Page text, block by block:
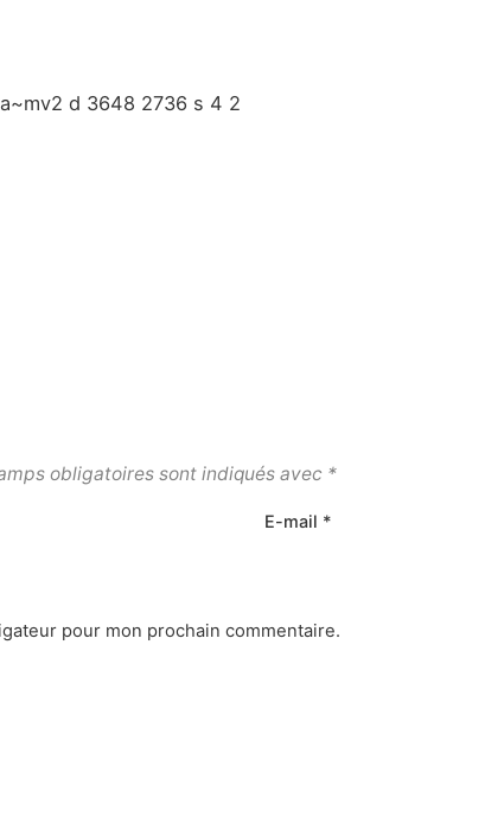
obligatoires sont indiqués avec *
E-mail *
pour mon prochain commentaire.